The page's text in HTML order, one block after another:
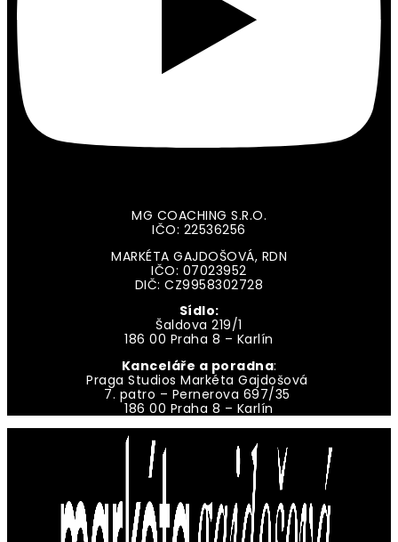
MG COACHING S.R.O.
IČO: 22536256
MARKÉTA GAJDOŠOVÁ, RDN
IČO: 07023952
DIČ: CZ9958302728
Sídlo:
Šaldova 219/1
186 00 Praha 8 – Karlín
Kanceláře a poradna:
Praga Studios Markéta Gajdošová
7. patro – Pernerova 697/35
186 00 Praha 8 – Karlín